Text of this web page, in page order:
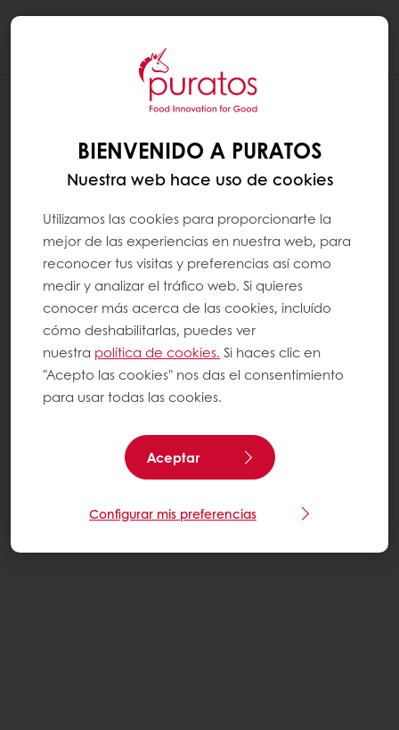
BIENVENIDO A PURATOS
Nuestra web hace uso de cookies
Utilizamos las cookies para proporcionarte la
mejor de las experiencias en nuestra web, para
reconocer tus visitas y preferencias así como
medir y analizar el tráfico web. Si quieres
conocer más acerca de las cookies, incluído
cómo deshabilitarlas, puedes ver
nuestra política de cookies. Si haces clic en
"Acepto las cookies" nos das el consentimiento
para usar todas las cookies.
Aceptar
Configurar mis preferencias